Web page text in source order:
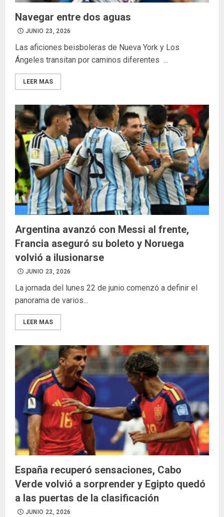
Navegar entre dos aguas
JUNIO 23, 2026
Las aficiones beisboleras de Nueva York y Los
Ángeles transitan por caminos diferentes ...
LEER MAS
Argentina avanzó con Messi al frente,
Francia aseguró su boleto y Noruega
volvió a ilusionarse
JUNIO 23, 2026
La jornada del lunes 22 de junio comenzó a definir el
panorama de varios...
LEER MAS
España recuperó sensaciones, Cabo
Verde volvió a sorprender y Egipto quedó
a las puertas de la clasificación
JUNIO 22, 2026